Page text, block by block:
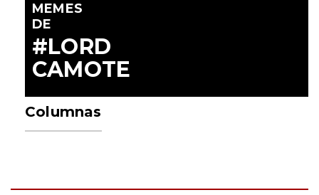
MEMES
DE
#LORD
CAMOTE
Columnas